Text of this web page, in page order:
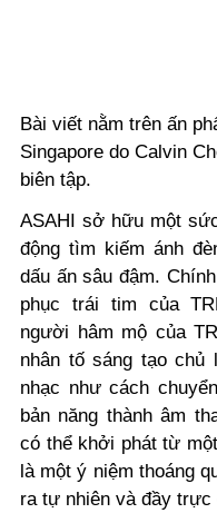
Bài viết nằm trên ấn
Singapore do Calvin
biên tập.
ASAHI sở hữu một
động tìm kiếm ánh
dấu ấn sâu đậm.
phục trái tim của
người hâm mộ của
nhân tố sáng tạo chủ
nhạc như cách
bản năng thành âm
có thể khởi phát từ
là một ý niệm thoáng
ra tự nhiên và đầy